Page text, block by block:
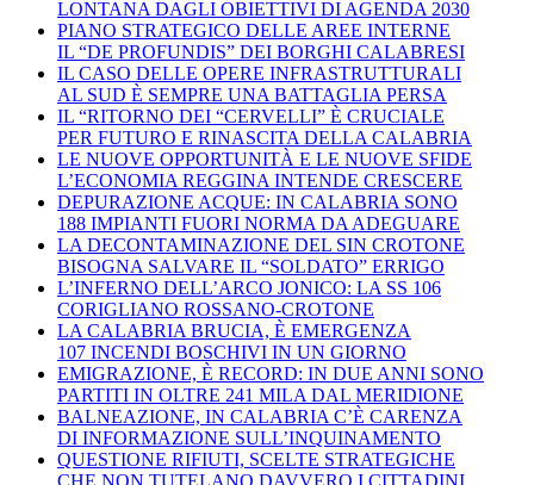
LONTANA DAGLI OBIETTIVI DI AGENDA 2030
PIANO STRATEGICO DELLE AREE INTERNE
IL “DE PROFUNDIS” DEI BORGHI CALABRESI
IL CASO DELLE OPERE INFRASTRUTTURALI
AL SUD È SEMPRE UNA BATTAGLIA PERSA
IL “RITORNO DEI “CERVELLI” È CRUCIALE
PER FUTURO E RINASCITA DELLA CALABRIA
LE NUOVE OPPORTUNITÀ E LE NUOVE SFIDE
L’ECONOMIA REGGINA INTENDE CRESCERE
DEPURAZIONE ACQUE: IN CALABRIA SONO
188 IMPIANTI FUORI NORMA DA ADEGUARE
LA DECONTAMINAZIONE DEL SIN CROTONE
BISOGNA SALVARE IL “SOLDATO” ERRIGO
L’INFERNO DELL’ARCO JONICO: LA SS 106
CORIGLIANO ROSSANO-CROTONE
LA CALABRIA BRUCIA, È EMERGENZA
107 INCENDI BOSCHIVI IN UN GIORNO
EMIGRAZIONE, È RECORD: IN DUE ANNI SONO
PARTITI IN OLTRE 241 MILA DAL MERIDIONE
BALNEAZIONE, IN CALABRIA C’È CARENZA
DI INFORMAZIONE SULL’INQUINAMENTO
QUESTIONE RIFIUTI, SCELTE STRATEGICHE
CHE NON TUTELANO DAVVERO I CITTADINI